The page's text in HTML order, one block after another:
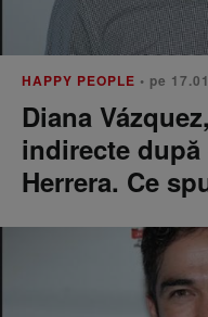
HAPPY PEOPLE • pe
Diana
indirecte
Herrera. Ce